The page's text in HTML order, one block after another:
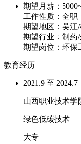
期望月薪：
工作性质： 全职
期望地区： 吴江/
期望行业： 制药
期望岗位： 环保
教育经历
2021.9 至 2024.7
山西职业技术学
绿色低碳技术
大专